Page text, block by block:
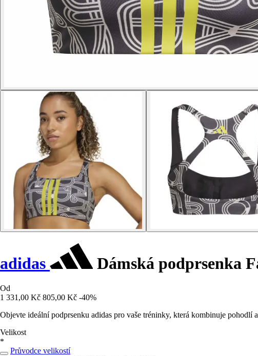
adidas Dámská podprsenka
Od
1 331,00 Kč 805,00 Kč -40%
Objevte ideální podprsenku adidas pro vaše tréninky, která kombinuje pohodlí
Velikost
*
Průvodce velikostí